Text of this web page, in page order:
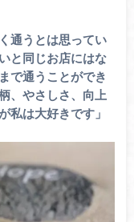
通うとは思ってい
と同じお店にはな
で通うことができ
、やさしさ、向上
私は大好きです」